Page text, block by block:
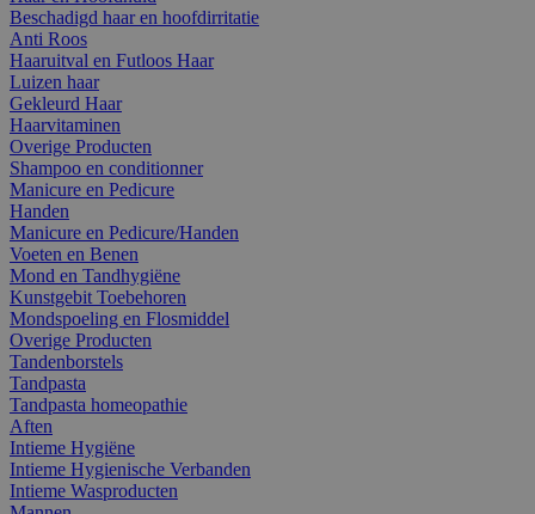
Beschadigd haar en hoofdirritatie
Anti Roos
Haaruitval en Futloos Haar
Luizen haar
Gekleurd Haar
Haarvitaminen
Overige Producten
Shampoo en conditionner
Manicure en Pedicure
Handen
Manicure en Pedicure/Handen
Voeten en Benen
Mond en Tandhygiëne
Kunstgebit Toebehoren
Mondspoeling en Flosmiddel
Overige Producten
Tandenborstels
Tandpasta
Tandpasta homeopathie
Aften
Intieme Hygiëne
Intieme Hygienische Verbanden
Intieme Wasproducten